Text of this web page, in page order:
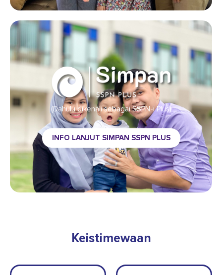
(Dahulu dikenali sebagai SSPN-i Plus)
INFO LANJUT SIMPAN SSPN PLUS
Keistimewaan